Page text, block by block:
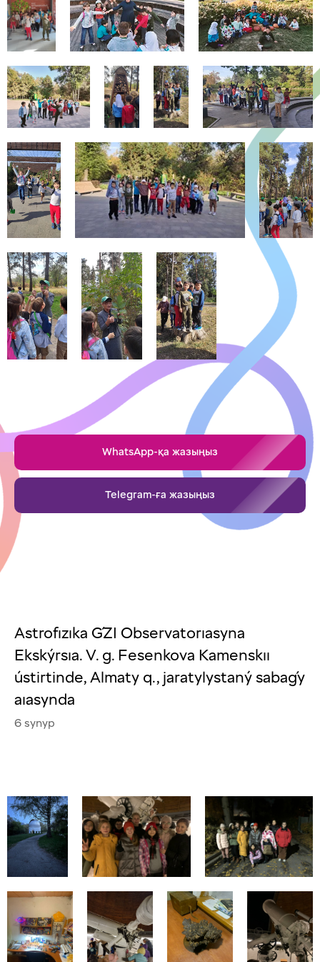
WhatsApp-қа жазыңыз
Telegram-ға жазыңыз
Astrofızıka ǴZI Observatorıasyna
Ekskýrsıa. V. g. Fesenkova Kamenskıı
ústirtinde, Almaty q., jaratylystaný sabaǵy
aıasynda
6 synyp